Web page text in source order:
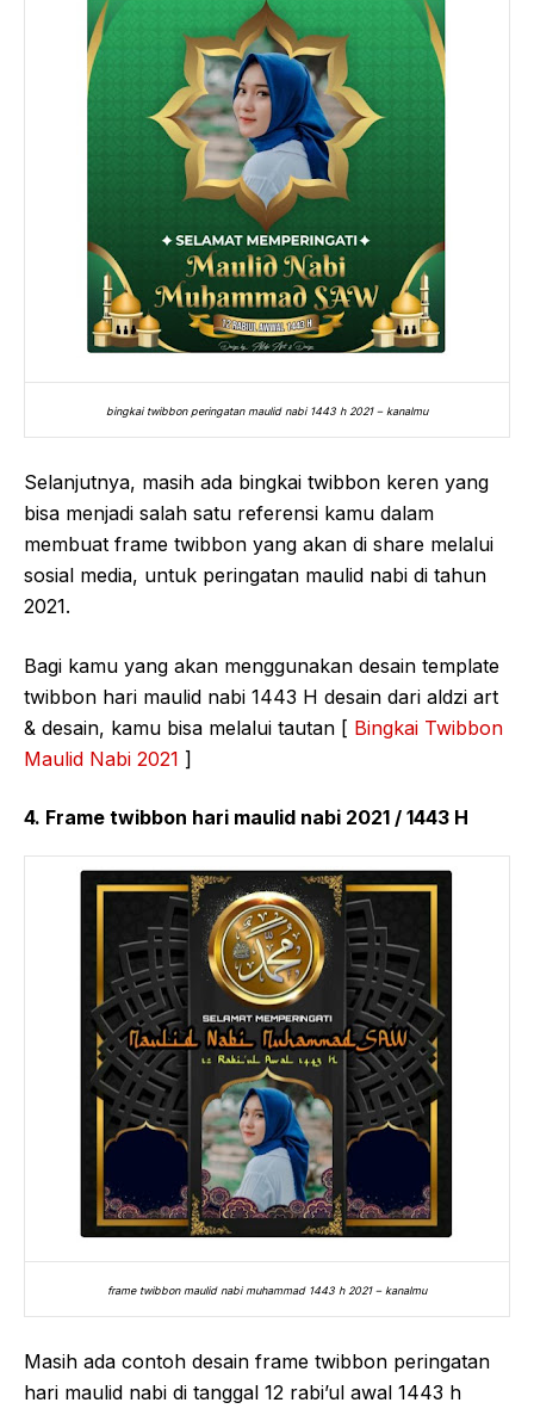
bingkai twibbon peringatan maulid nabi 1443 h 2021 – kanalmu
Selanjutnya, masih ada bingkai twibbon keren yang
bisa menjadi salah satu referensi kamu dalam
membuat frame twibbon yang akan di share melalui
sosial media, untuk peringatan maulid nabi di tahun
2021.
Bagi kamu yang akan menggunakan desain template
twibbon hari maulid nabi 1443 H desain dari aldzi art
& desain, kamu bisa melalui tautan [ Bingkai Twibbon
Maulid Nabi 2021 ]
4. Frame twibbon hari maulid nabi 2021 / 1443 H
frame twibbon maulid nabi muhammad 1443 h 2021 – kanalmu
Masih ada contoh desain frame twibbon peringatan
hari maulid nabi di tanggal 12 rabi’ul awal 1443 h